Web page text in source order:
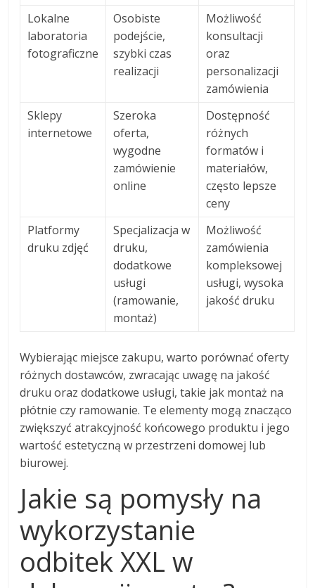
Lokalne
laboratoria
fotograficzne
Osobiste
podejście,
szybki czas
realizacji
Możliwość
konsultacji
oraz
personalizacji
zamówienia
Sklepy
internetowe
Szeroka
oferta,
wygodne
zamówienie
online
Dostępność
różnych
formatów i
materiałów,
często lepsze
ceny
Platformy
druku zdjęć
Specjalizacja w
druku,
dodatkowe
usługi
(ramowanie,
montaż)
Możliwość
zamówienia
kompleksowej
usługi, wysoka
jakość druku
Wybierając miejsce zakupu, warto porównać oferty
różnych dostawców, zwracając uwagę na jakość
druku oraz dodatkowe usługi, takie jak montaż na
płótnie czy ramowanie. Te elementy mogą znacząco
zwiększyć atrakcyjność końcowego produktu i jego
wartość estetyczną w przestrzeni domowej lub
biurowej.
Jakie są pomysły na
wykorzystanie
odbitek XXL w